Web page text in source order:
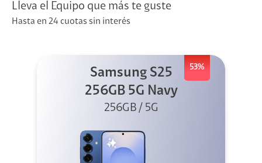
Lleva el Equipo que más te guste
Hasta en 24 cuotas sin interés
53%
Samsung S25
256GB 5G Navy
256GB / 5G